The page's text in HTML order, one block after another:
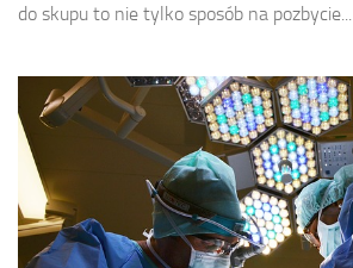
do skupu to nie tylko sposób na pozbycie...